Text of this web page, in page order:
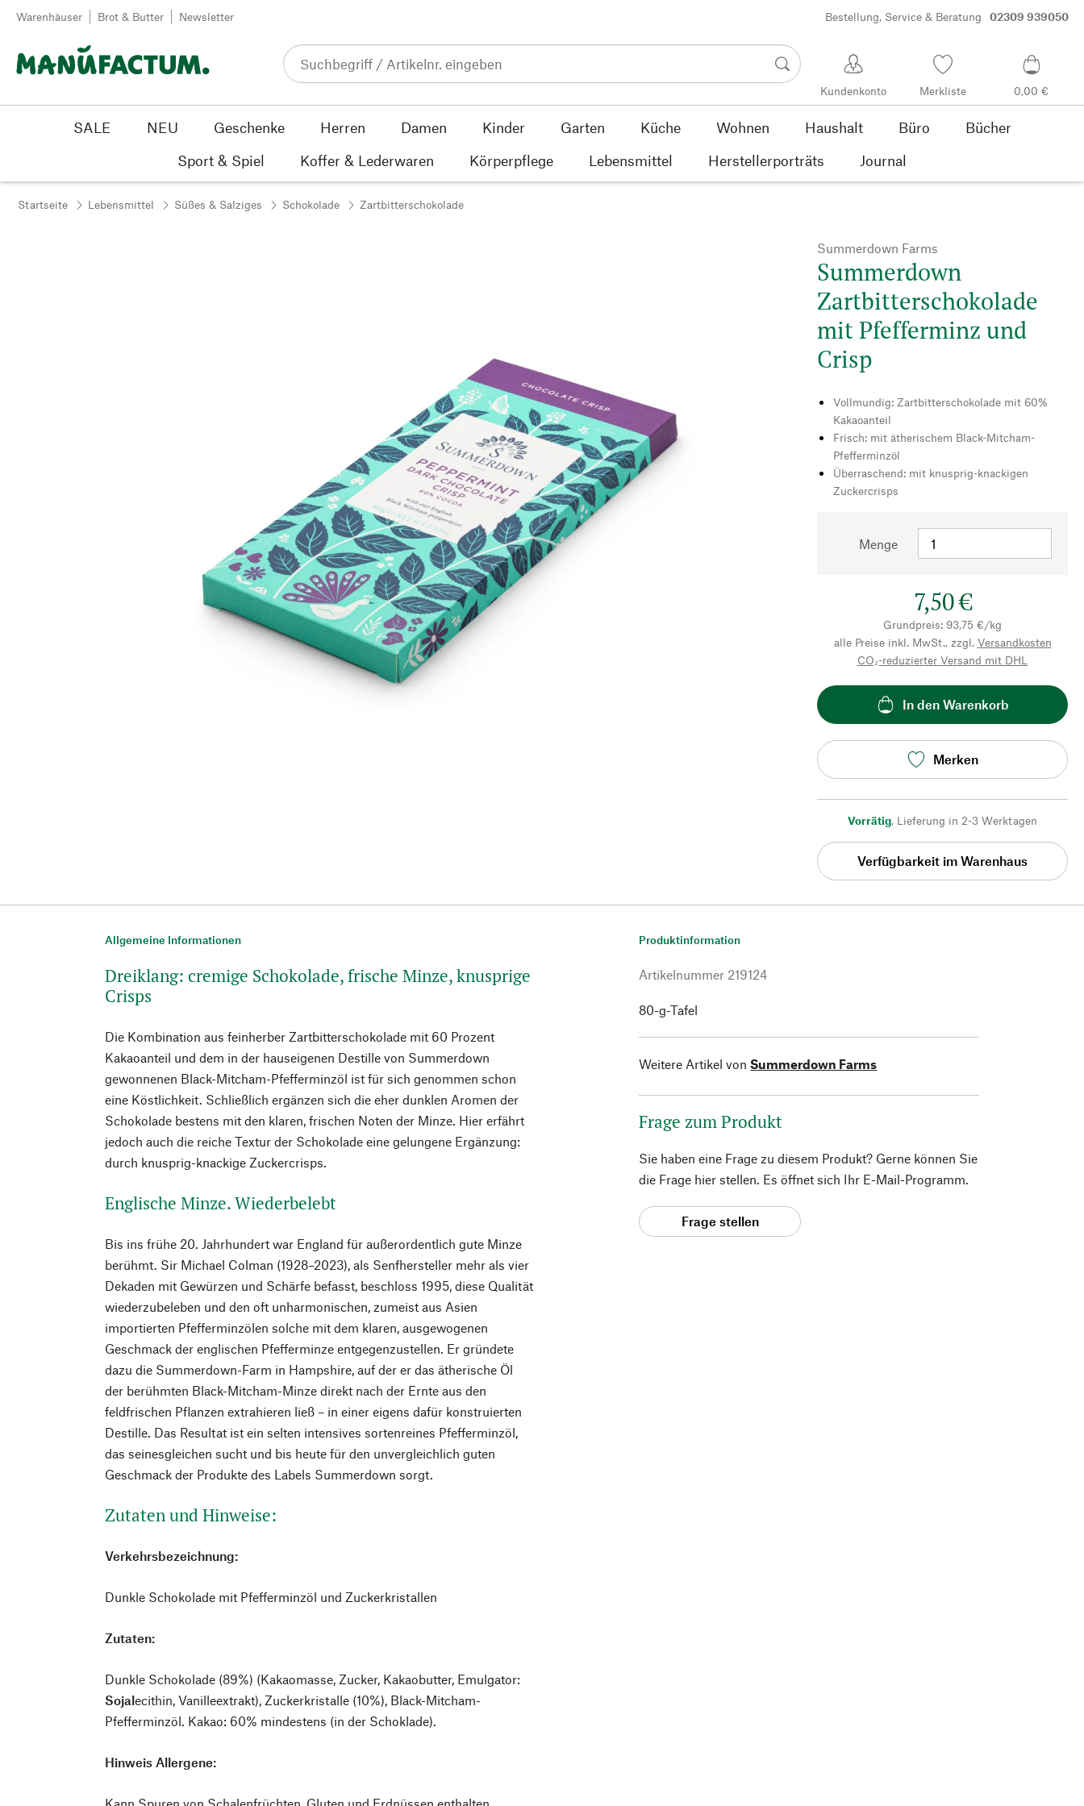
Zum Inhalt springen
Warenhäuser Brot & Butter Newsletter Bestellung, Service & Beratung 02309 939050
Kundenkonto Merkliste 0,00 €
SALE NEU Geschenke Herren Damen Kinder Garten Küche Wohnen Haushalt Büro
Bücher
Sport & Spiel
Koffer & Lederwaren Körperpflege Lebensmittel Herstellerporträts Journal
Startseite Lebensmittel Süßes & Salziges Schokolade Zartbitterschokolade
Summerdown Farms
Summerdown
Zartbitterschokolade
mit Pfefferminz und
Crisp
Vollmundig: Zartbitterschokolade mit 60%
Kakaoanteil
Frisch: mit ätherischem Black-Mitcham-
Pfefferminzöl
Überraschend: mit knusprig-knackigen
Zuckercrisps
Menge
7,50 €
Grundpreis: 93,75 €/kg
alle Preise inkl. MwSt., zzgl. Versandkosten
CO₂-reduzierter Versand mit DHL
In den Warenkorb
Merken
Vorrätig, Lieferung in 2-3 Werktagen
Verfügbarkeit im Warenhaus
Allgemeine Informationen
Dreiklang: cremige Schokolade, frische Minze, knusprige
Crisps
Die Kombination aus feinherber Zartbitterschokolade mit 60 Prozent
Kakaoanteil und dem in der hauseigenen Destille von Summerdown
gewonnenen Black-Mitcham-Pfefferminzöl ist für sich genommen schon
eine Köstlichkeit. Schließlich ergänzen sich die eher dunklen Aromen der
Schokolade bestens mit den klaren, frischen Noten der Minze. Hier erfährt
jedoch auch die reiche Textur der Schokolade eine gelungene Ergänzung:
durch knusprig-knackige Zuckercrisps.
Englische Minze. Wiederbelebt
Bis ins frühe 20. Jahrhundert war England für außerordentlich gute Minze
berühmt. Sir Michael Colman (1928–2023), als Senfhersteller mehr als vier
Dekaden mit Gewürzen und Schärfe befasst, beschloss 1995, diese Qualität
wiederzubeleben und den oft unharmonischen, zumeist aus Asien
importierten Pfefferminzölen solche mit dem klaren, ausgewogenen
Geschmack der englischen Pfefferminze entgegenzustellen. Er gründete
dazu die Summerdown-Farm in Hampshire, auf der er das ätherische Öl
der berühmten Black-Mitcham-Minze direkt nach der Ernte aus den
feldfrischen Pflanzen extrahieren ließ – in einer eigens dafür konstruierten
Destille. Das Resultat ist ein selten intensives sortenreines Pfefferminzöl,
das seinesgleichen sucht und bis heute für den unvergleichlich guten
Geschmack der Produkte des Labels Summerdown sorgt.
Zutaten und Hinweise:
Verkehrsbezeichnung:
Dunkle Schokolade mit Pfefferminzöl und Zuckerkristallen
Zutaten:
Dunkle Schokolade (89%) (Kakaomasse, Zucker, Kakaobutter, Emulgator:
Sojalecithin, Vanilleextrakt), Zuckerkristalle (10%), Black-Mitcham-
Pfefferminzöl. Kakao: 60% mindestens (in der Schoklade).
Hinweis Allergene:
Produktinformation
Artikelnummer 219124
80-g-Tafel
Weitere Artikel von Summerdown Farms
Frage zum Produkt
Sie haben eine Frage zu diesem Produkt? Gerne können Sie
die Frage hier stellen. Es öffnet sich Ihr E-Mail-Programm.
Frage stellen